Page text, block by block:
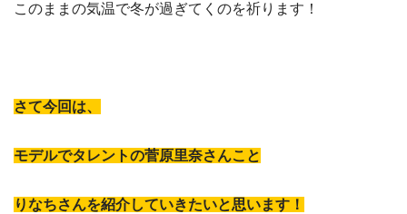
このままの気温で冬が過ぎてくのを祈ります！
さて今回は、
モデルでタレントの菅原里奈さんこと
りなちさんを紹介していきたいと思います！